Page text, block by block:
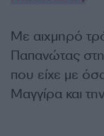
Με αιχμηρό
Παπανώτας
που είχε με
Μαγγίρα και